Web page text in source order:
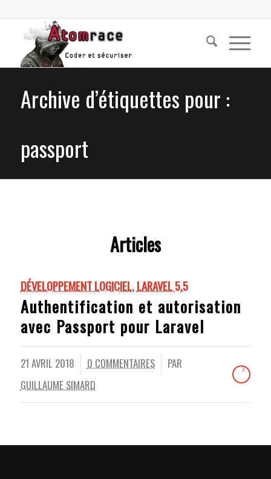
Archive d’étiquettes pour :
passport
Articles
DÉVELOPPEMENT LOGICIEL,LARAVEL 5.5
Authentification et autorisation
avec Passport pour Laravel
21 AVRIL 2018 0 COMMENTAIRES
/
PAR
GUILLAUME SIMARD